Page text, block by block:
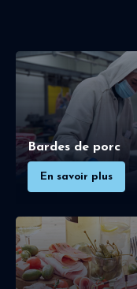
Bardes de porc
En savoir plus